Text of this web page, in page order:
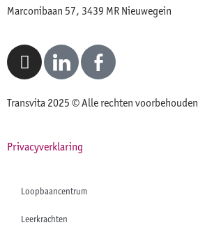
Marconibaan 57, 3439 MR Nieuwegein
Transvita 2025 © Alle rechten voorbehouden
Privacyverklaring
Loopbaancentrum
Leerkrachten